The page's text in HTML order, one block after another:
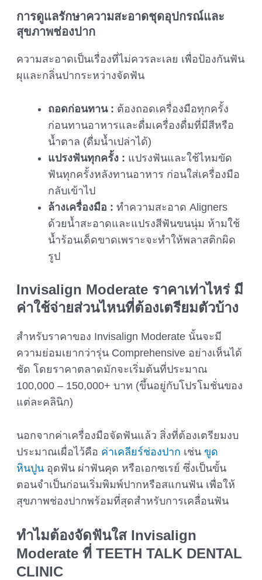
การดูแลรักษาความสะอาดชุดอุปกรณ์และ
สุขภาพช่องปาก
ความสะอาดเป็นเรื่องที่ไม่ควรละเลย เพื่อป้องกันฟัน
ผุและกลิ่นปากระหว่างจัดฟัน
ถอดก่อนทาน : ต้องถอดเครื่องมือทุกครั้ง
ก่อนทานอาหารและดื่มเครื่องดื่มที่มีสีหรือ
น้ำตาล (ดื่มน้ำเปล่าได้)
แปรงฟันทุกครั้ง : แปรงฟันและใช้ไหมขัด
ฟันทุกครั้งหลังทานอาหาร ก่อนใส่เครื่องมือ
กลับเข้าไป
ล้างเครื่องมือ : ทำความสะอาด Aligners
ด้วยน้ำสะอาดและแปรงสีฟันขนนุ่ม ห้ามใช้
น้ำร้อนเด็ดขาดเพราะจะทำให้พลาสติกผิด
รูป
Invisalign Moderateราคาเท่าไหร่ มี
ค่าใช้จ่ายส่วนไหนที่ต้องเตรียมตัวบ้าง
สำหรับราคาของ Invisalign Moderate นั้นจะมี
ความย่อมเยากว่ารุ่น Comprehensive อย่างเห็นได้
ชัด โดยราคาตลาดมักจะเริ่มต้นที่ประมาณ
100,000 – 150,000+ บาท (ขึ้นอยู่กับโปรโมชั่นของ
แต่ละคลินิก)
นอกจากค่าเครื่องมือจัดฟันแล้ว สิ่งที่ต้องเตรียมงบ
ประมาณเผื่อไว้คือ ค่าเคลียร์ช่องปาก เช่น ขูด
หินปูนอุดฟัน ผ่าฟันคุด หรือเอกซเรย์ ซึ่งเป็นขั้น
ตอนจำเป็นก่อนเริ่มพิมพ์ปากหรือสแกนฟัน เพื่อให้
สุขภาพช่องปากพร้อมที่สุดสำหรับการเคลื่อนฟัน
ทำไมต้องจัดฟันใส Invisalign
Moderate ที่ TEETH TALK DENTAL
CLINIC